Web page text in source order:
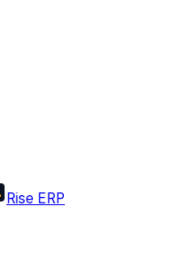
Rise ERP